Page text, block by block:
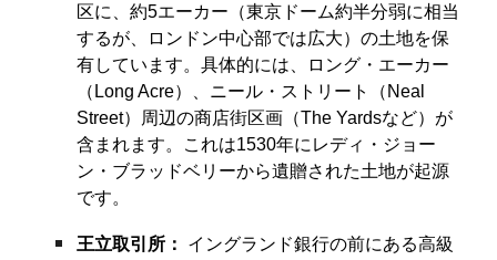
区に、約5エーカー（東京ドーム約半分弱に相当
するが、ロンドン中心部では広大）の土地を保
有しています。具体的には、ロング・エーカー
（Long Acre）、ニール・ストリート（Neal
Street）周辺の商店街区画（The Yardsなど）が
含まれます。これは1530年にレディ・ジョー
ン・ブラッドベリーから遺贈された土地が起源
です。
王立取引所：
イングランド銀行の前にある高級